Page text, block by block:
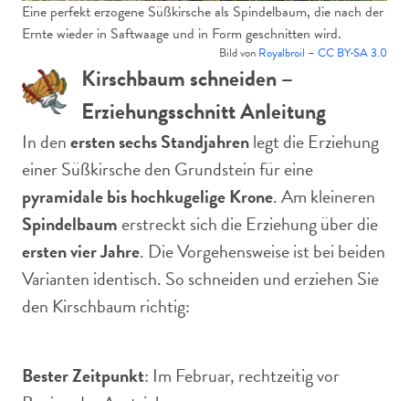
Eine perfekt erzogene Süßkirsche als Spindelbaum, die nach der
Ernte wieder in Saftwaage und in Form geschnitten wird.
Bild von Royalbroil – CC BY-SA 3.0
Kirschbaum schneiden –
Erziehungsschnitt Anleitung
In denersten sechs Standjahrenlegt die Erziehung
einer Süßkirsche den Grundstein für eine
pyramidale bis hochkugelige Krone. Am kleineren
Spindelbaum erstreckt sich die Erziehung über die
ersten vier Jahre. Die Vorgehensweise ist bei beiden
Varianten identisch. So schneiden und erziehen Sie
den Kirschbaum richtig:
Bester Zeitpunkt: Im Februar, rechtzeitig vor